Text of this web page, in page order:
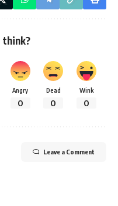
think?
Angry
0
Dead
0
Wink
0
Leave a Comment